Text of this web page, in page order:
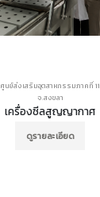
ศูนย์ส่งเสริมอุตสาหกรรมภาคที่ 11
จ.สงขลา
เครื่องซีลสูญญากาศ
ดูรายละเอียด